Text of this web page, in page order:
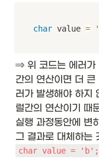
char value =
⇒ 위 코드는 에러가
간의 연산이면 더 큰
러가 발생해야 하지
럴간의 연산이기 때
실행 과정동안에 변
char value = 'b';